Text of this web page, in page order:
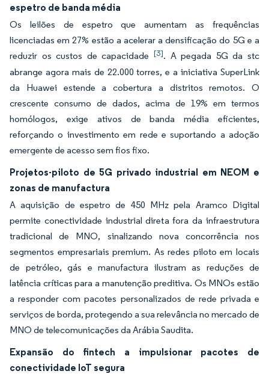
espetro de banda média
Os leilões de espetro que aumentam as frequências
licenciadas em 27% estão a acelerar a densificação do 5G e a
reduzir os custos de capacidade [3]. A pegada 5G da stc
abrange agora mais de 22.000 torres, e a iniciativa SuperLink
da Huawei estende a cobertura a distritos remotos. O
crescente consumo de dados, acima de 19% em termos
homólogos, exige ativos de banda média eficientes,
reforçando o investimento em rede e suportando a adoção
emergente de acesso sem fios fixo.
Projetos-piloto de 5G privado industrial em NEOM e
zonas de manufactura
A aquisição de espetro de 450 MHz pela Aramco Digital
permite conectividade industrial direta fora da infraestrutura
tradicional de MNO, sinalizando nova concorrência nos
segmentos empresariais premium. As redes piloto em locais
de petróleo, gás e manufactura ilustram as reduções de
latência críticas para a manutenção preditiva. Os MNOs estão
a responder com pacotes personalizados de rede privada e
serviços de borda, protegendo a sua relevância no mercado de
MNO de telecomunicações da Arábia Saudita.
Expansão do fintech a impulsionar pacotes de
conectividade IoT segura